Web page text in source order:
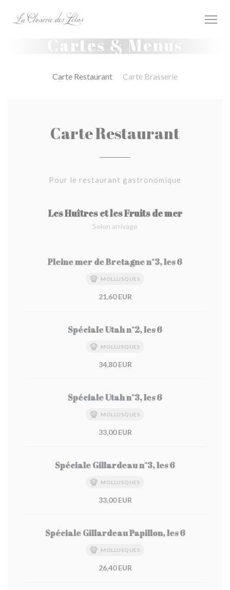
Cartes & Menus
Carte Restaurant Carte Brasserie
Carte Restaurant
Pour le restaurant gastronomique
Les Huîtres et les Fruits de mer
Selon arrivage
Pleine mer de Bretagne n°3, les 6
MOLLUSQUES
21,60 EUR
Spéciale Utah n°2, les 6
MOLLUSQUES
34,80 EUR
Spéciale Utah n°3, les 6
MOLLUSQUES
33,00 EUR
Spéciale Gillardeau n°3, les 6
MOLLUSQUES
33,00 EUR
Spéciale Gillardeau Papillon, les 6
MOLLUSQUES
26,40 EUR